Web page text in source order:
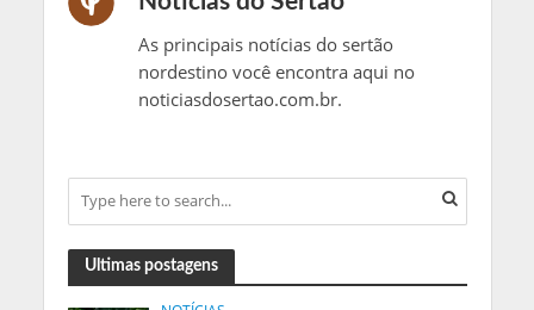
As principais notícias do sertão
nordestino você encontra aqui no
noticiasdosertao.com.br.
Ultimas postagens